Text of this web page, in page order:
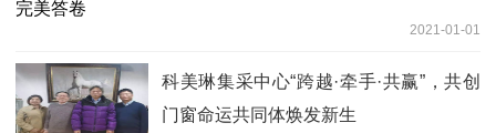
2021-01-01
科美琳集采中心“跨越·牵手·共赢”，共创
门窗命运共同体焕发新生